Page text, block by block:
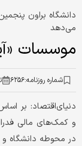
دانشگاه براون
می‌دهد
موسسات
شماره روزنامه:۶۲۵۶
و کمک‌های مالی
در محوطه دانشگاه و